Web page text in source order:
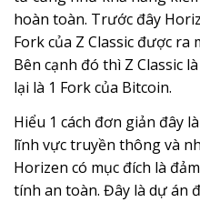
hoàn toàn. Trước đây
Fork của Z Classic được ra
Bên cạnh đó thì Z Classic
lại là 1 Fork của Bitcoin.
Hiểu 1 cách đơn giản đây
lĩnh vực truyền thông và
Horizen có mục đích là
tính an toàn. Đây là dự án